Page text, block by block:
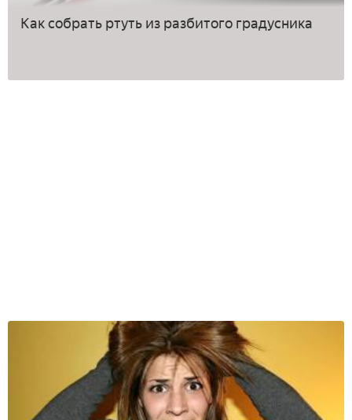
Как собрать ртуть из разбитого градусника